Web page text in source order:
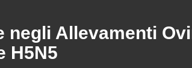
negli Allevamenti
H5N5